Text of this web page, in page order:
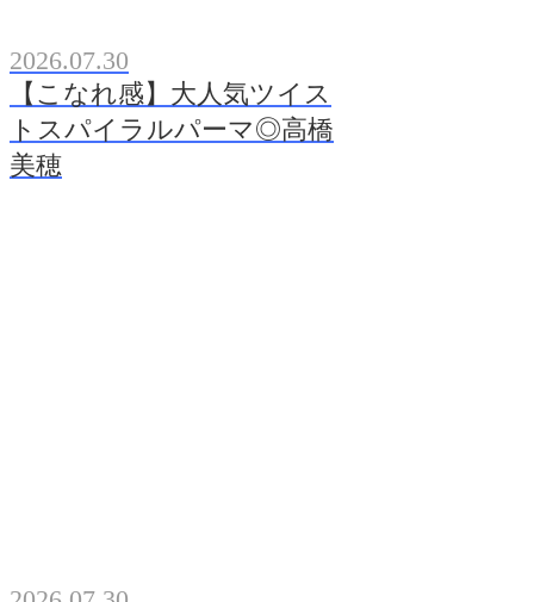
2026.07.30
【こなれ感】大人気ツイス
トスパイラルパーマ◎高橋
美穂